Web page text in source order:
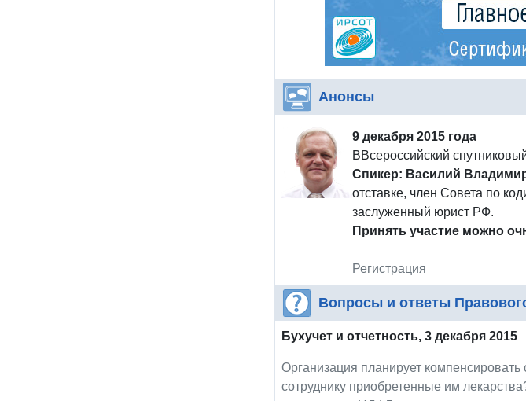
Анонсы
9 декабря 2015 года
ВВсероссийский
Спикер: Василий
отставке, член Совета по
заслуженный юрист РФ.
Принять участие можно
Регистрация
Вопросы и ответы
Бухучет и отчетность, 3 декабря 2015
Организация планирует
сотруднику приобретенные им